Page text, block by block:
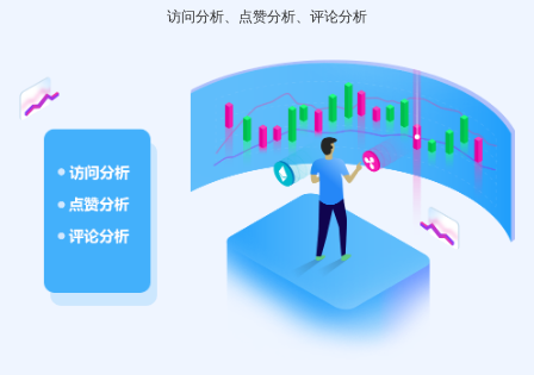
访问分析、点赞分析、评论分析